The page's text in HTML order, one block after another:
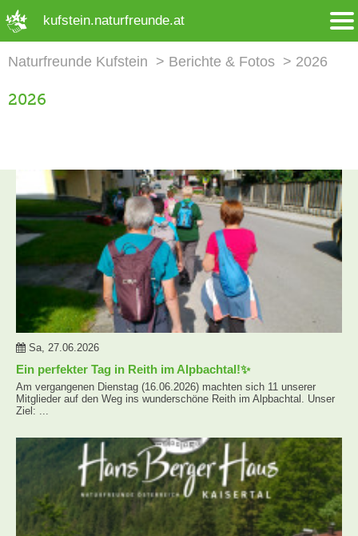
kufstein.naturfreunde.at
Naturfreunde Kufstein Berichte & Fotos 2026
2026
Sa, 27.06.2026
Ein perfekter Tag in Reith im Alpbachtal!✨
Am vergangenen Dienstag (16.06.2026) machten sich 11 unserer
Mitglieder auf den Weg ins wunderschöne Reith im Alpbachtal. Unser
Ziel: ...